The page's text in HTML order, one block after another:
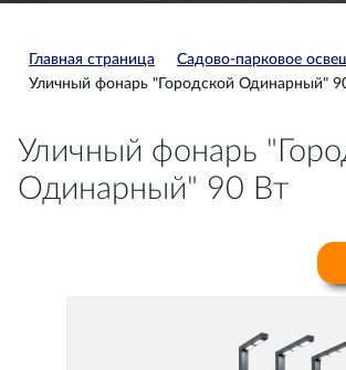
Главная страница
Садово-парковое
Уличный фонарь "Городской Одинарный"
Уличный фонарь
Одинарный" 90 Вт